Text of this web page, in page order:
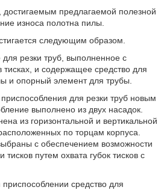
достигаемым предлагаемой полезной
износа полотна пилы.
следующим образом.
резки труб, выполненное с
тисках, и содержащее средство для
и опорный элемент для трубы.
для резки труб новым
выполнено из двух насадок.
из горизонтальной и вертикальной
по торцам корпуса.
с обеспечением возможности
тисков путем охвата губок тисков с
средство для